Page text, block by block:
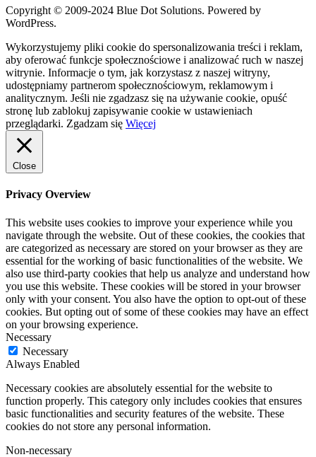
Copyright © 2009-2024 Blue Dot Solutions. Powered by
WordPress.
Wykorzystujemy pliki cookie do spersonalizowania treści i reklam,
aby oferować funkcje społecznościowe i analizować ruch w naszej
witrynie. Informacje o tym, jak korzystasz z naszej witryny,
udostępniamy partnerom społecznościowym, reklamowym i
analitycznym. Jeśli nie zgadzasz się na używanie cookie, opuść
stronę lub zablokuj zapisywanie cookie w ustawieniach
przeglądarki. Zgadzam się Więcej
Close
Privacy Overview
This website uses cookies to improve your experience while you
navigate through the website. Out of these cookies, the cookies that
are categorized as necessary are stored on your browser as they are
essential for the working of basic functionalities of the website. We
also use third-party cookies that help us analyze and understand how
you use this website. These cookies will be stored in your browser
only with your consent. You also have the option to opt-out of these
cookies. But opting out of some of these cookies may have an effect
on your browsing experience.
Necessary
Necessary
Always Enabled
Necessary cookies are absolutely essential for the website to
function properly. This category only includes cookies that ensures
basic functionalities and security features of the website. These
cookies do not store any personal information.
Non-necessary